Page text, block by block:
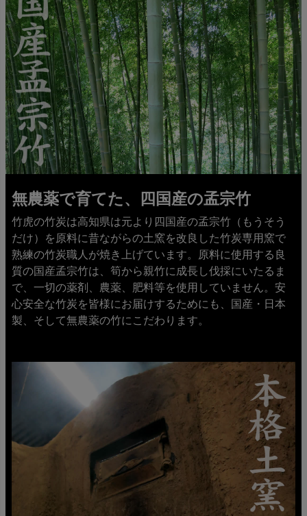
無農薬で育てた、四国産の孟宗竹
竹虎の竹炭は高知県は元より四国産の孟宗竹（もうそう
だけ）を原料に昔ながらの土窯を改良した竹炭専用窯で
熟練の竹炭職人が焼き上げています。原料に使用する良
質の国産孟宗竹は、筍から親竹に成長し伐採にいたるま
で、一切の薬剤、農薬、肥料等を使用していません。安
心安全な竹炭を皆様にお届けするためにも、国産・日本
製、そして無農薬の竹にこだわります。